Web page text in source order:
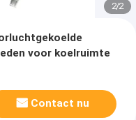
2/2
voor koelruimte
Contact nu